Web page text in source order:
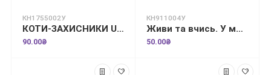
КН1755002У
КОТИ-ЗАХИСНИКИ UA. Літак-супергерой
90.00₴
КН911004У
Живи та вчись. У мене порушення слуху
50.00₴